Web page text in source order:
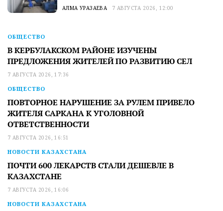
АЛМА УРАЗАЕВА 7 АВГУСТА 2026, 12:00
ОБЩЕСТВО
В КЕРБУЛАКСКОМ РАЙОНЕ ИЗУЧЕНЫ
ПРЕДЛОЖЕНИЯ ЖИТЕЛЕЙ ПО РАЗВИТИЮ СЕЛ
7 АВГУСТА 2026, 17:36
ОБЩЕСТВО
ПОВТОРНОЕ НАРУШЕНИЕ ЗА РУЛЕМ ПРИВЕЛО
ЖИТЕЛЯ САРКАНА К УГОЛОВНОЙ
ОТВЕТСТВЕННОСТИ
7 АВГУСТА 2026, 16:51
НОВОСТИ КАЗАХСТАНА
ПОЧТИ 600 ЛЕКАРСТВ СТАЛИ ДЕШЕВЛЕ В
КАЗАХСТАНЕ
7 АВГУСТА 2026, 16:06
НОВОСТИ КАЗАХСТАНА